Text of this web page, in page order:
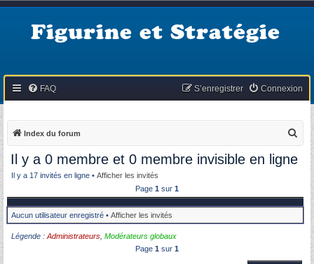
Figurine et Stratégie
FAQ Connexion
S’enregistrer
Index du forum
e
Il y a 0 membre et 0 membre invisible en ligne
Il y a 17 invités en ligne • Afficher les invités
Page 1 sur 1
Aucun utilisateur enregistré • Afficher les invités
Légende : Administrateurs Modérateurs globaux
Page 1 sur 1